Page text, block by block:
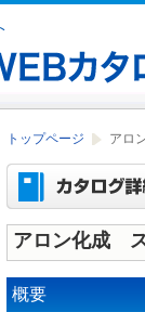
トップページ アロ
アロン化成
概要